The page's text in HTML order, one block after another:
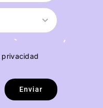
Enviar